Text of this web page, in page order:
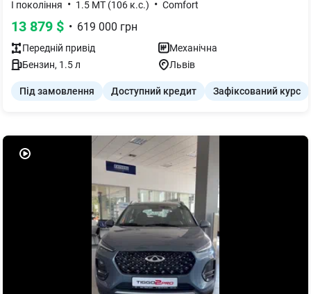
I покоління • 1.5 MT (106 к.с.) • Comfort
13 879 $ • 619 000 грн
Передній привід
Механічна
Бензин, 1.5л Львів
Під замовлення Доступний кредит Зафіксований курс